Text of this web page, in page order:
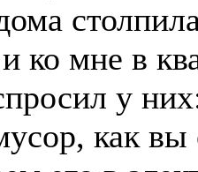
ко мне в
у
как